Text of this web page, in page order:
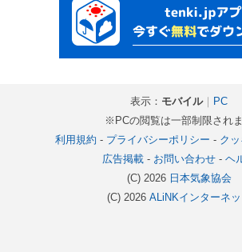
表示： モバイル｜
PC
※PCの閲覧は一部制限され
利用規約 - プライバシーポリシー - ク
広告掲載- お問い合わせ- ヘ
(C) 2026 日本気象協会
(C) 2026 ALiNKインターネッ